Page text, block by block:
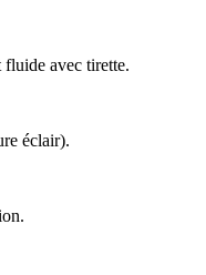
avec tirette.
éclair).